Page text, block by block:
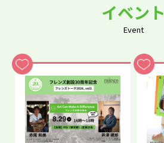
イベント
Event